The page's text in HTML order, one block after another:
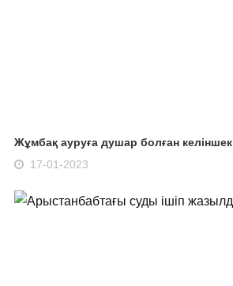
Жұмбақ ауруға душар болған келіншек
17-01-2023